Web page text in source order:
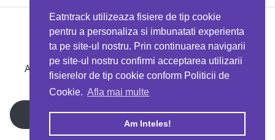
Eatntrack utilizeaza fisiere de tip cookie
pentru a personaliza si imbunatati experienta
ta pe site-ul nostru. Prin continuarea navigarii
pe site-ul nostru confirmi acceptarea utilizarii
fisierelor de tip cookie conform Politicii de
Cookie. Afla mai multe
Am Inteles!
Copyright © 2026 EAT & TRACK S.R.L
MYPROTEIN
Ai 40%reducere la orice comandă folosind codul
EATTRACK
Profită acum